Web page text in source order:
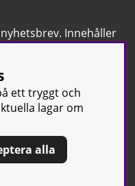
Innehåller
erbjudanden.
oss| All rights reserved
00
ett tryggt och
lagar om
alla